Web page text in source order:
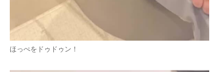
ほっぺをドゥドゥン！